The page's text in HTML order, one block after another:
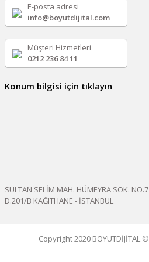
E-posta adresi
info@boyutdijital.com
Müşteri Hizmetleri
0212 236 84 11
Konum bilgisi için tıklayın
SULTAN SELİM MAH. HÜMEYRA SOK.
D.201/B KAĞITHANE - İSTANBUL
Copyright 2020 BOYUTDİJİTAL